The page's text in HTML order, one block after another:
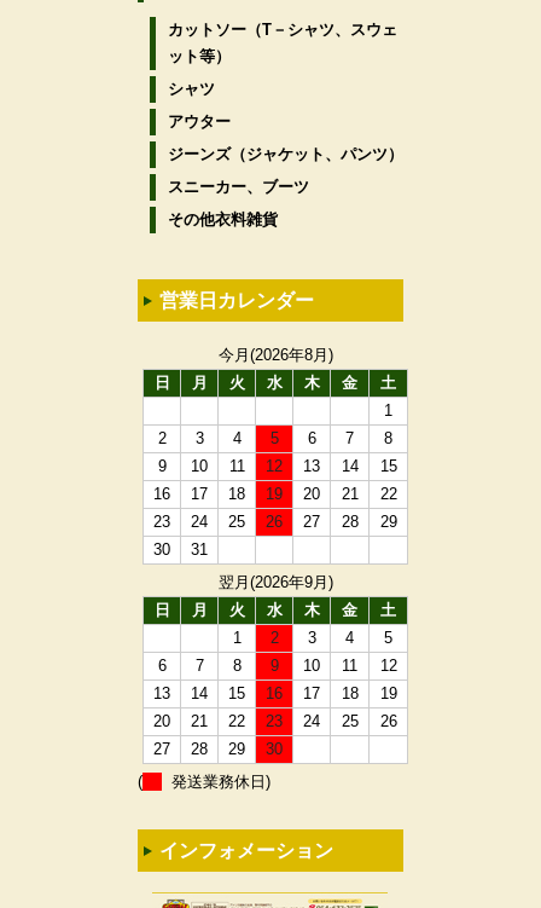
カットソー（T－シャツ、スウェ
ット等）
シャツ
アウター
ジーンズ（ジャケット、パンツ）
スニーカー、ブーツ
その他衣料雑貨
営業日カレンダー
今月(2026年8月)
日
月 火 水 木 金
土
1
2
3 4 5 6 7
8
9
10 11 12 13 14
15
16
17 18 19 20 21
22
23
24 25 26 27 28
29
30
31
翌月(2026年9月)
日
月 火 水 木 金
土
1
2 3 4
5
6
7 8 9 10 11
12
13
14 15 16 17 18
19
20
21 22 23 24 25
26
27
28 29
30
(
発送業務休日)
インフォメーション